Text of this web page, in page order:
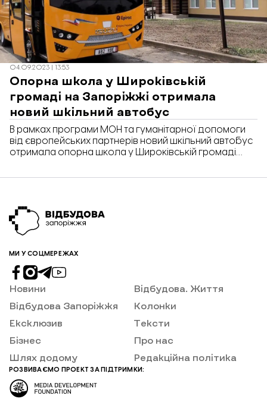
04.09.2023 | 13:53
Опорна школа у Широківській
громаді на Запоріжжі отримала
новий шкільний автобус
В рамках програми МОН та гуманітарної допомоги
від європейських партнерів новий шкільний автобус
отримала опорна школа у Широківській громаді
освітньої установи, в закладі з інклюзивною освітою
доставлення до школи майже 200 дітей з 14
населених пунктів регіону. «Допоки безпекова
ситуація […]
МИ У СОЦМЕРЕЖАХ
Новини
Відбудова Запоріжжя
Ексклюзив
Бізнес
Шлях додому
Відбудова. Життя
Колонки
Тексти
Про нас
Редакційна політика
РОЗВИВАЄМО ПРОЕКТ ЗА ПІДТРИМКИ: